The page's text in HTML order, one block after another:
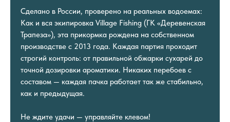
Сделано в России, проверено на реальных водоемах:
Как и вся экипировка Village Fishing (ГК «Деревенская
Трапеза»), эта прикормка рождена на собственном
производстве с 2013 года. Каждая партия проходит
строгий контроль: от правильной обжарки сухарей до
точной дозировки ароматики. Никаких перебоев с
составом — каждая пачка работает так же стабильно,
как и предыдущая.
Не ждите удачи — управляйте клевом!